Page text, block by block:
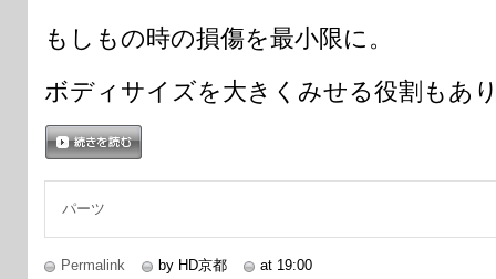
もしもの時の損傷を最小限に。
ボディサイズを大きくみせる役割もあ
パーツ
Permalink by HD京都 at 19:00